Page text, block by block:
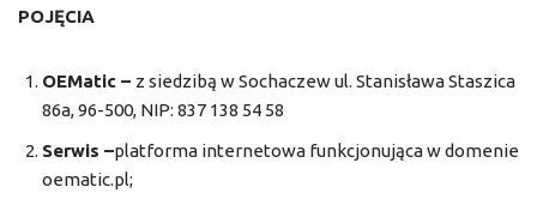
POJĘCIA
OEMatic – z siedzibą w Sochaczew ul. Stanisława Staszica
86a, 96-500, NIP: 837 138 54 58
Serwis –platforma internetowa funkcjonująca w domenie
oematic.pl;